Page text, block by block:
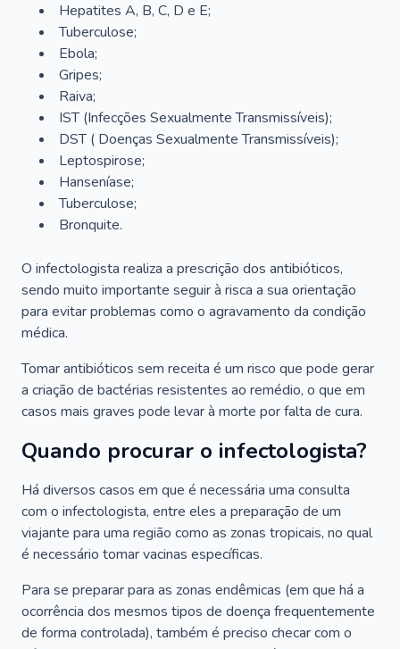
Hepatites A, B, C, D e E;
Tuberculose;
Ebola;
Gripes;
Raiva;
IST (Infecções Sexualmente Transmissíveis);
DST ( Doenças Sexualmente Transmissíveis);
Leptospirose;
Hanseníase;
Tuberculose;
Bronquite.
O infectologista realiza a prescrição dos antibióticos,
sendo muito importante seguir à risca a sua orientação
para evitar problemas como o agravamento da condição
médica.
Tomar antibióticos sem receita é um risco que pode gerar
a criação de bactérias resistentes ao remédio, o que em
casos mais graves pode levar à morte por falta de cura.
Quando procurar o infectologista?
Há diversos casos em que é necessária uma consulta
com o infectologista, entre eles a preparação de um
viajante para uma região como as zonas tropicais, no qual
é necessário tomar vacinas específicas.
Para se preparar para as zonas endêmicas (em que há a
ocorrência dos mesmos tipos de doença frequentemente
de forma controlada), também é preciso checar com o